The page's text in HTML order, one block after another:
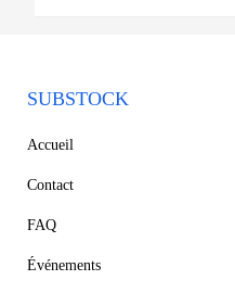
SUBSTOCK
Accueil
Contact
FAQ
Événements